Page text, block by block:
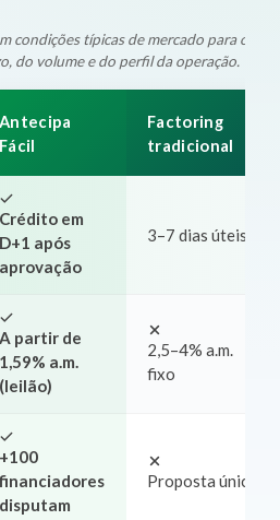
condições típicas de mercado para
do volume e do perfil da operação.
Antecipa
Fácil
Factoring
tradicional
Crédito em
D+1 após
aprovação
3–7 dias úteis
A partir de
1,59% a.m.
(leilão)
2,5–4% a.m.
fixo
+100
financiadores
disputam
Proposta única